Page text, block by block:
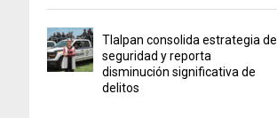
Tlalpan consolida estrategia de
seguridad y reporta
disminución significativa de
delitos